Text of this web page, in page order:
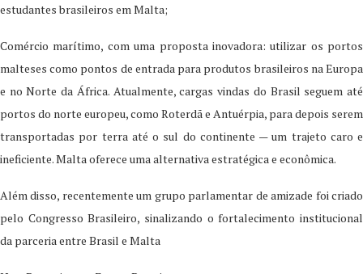
estudantes brasileiros em Malta;
Comércio marítimo, com uma proposta inovadora: utilizar os portos
malteses como pontos de entrada para produtos brasileiros na Europa
e no Norte da África. Atualmente, cargas vindas do Brasil seguem até
portos do norte europeu, como Roterdã e Antuérpia, para depois serem
transportadas por terra até o sul do continente — um trajeto caro e
ineficiente. Malta oferece uma alternativa estratégica e econômica.
Além disso, recentemente um grupo parlamentar de amizade foi criado
pelo Congresso Brasileiro, sinalizando o fortalecimento institucional
da parceria entre Brasil e Malta